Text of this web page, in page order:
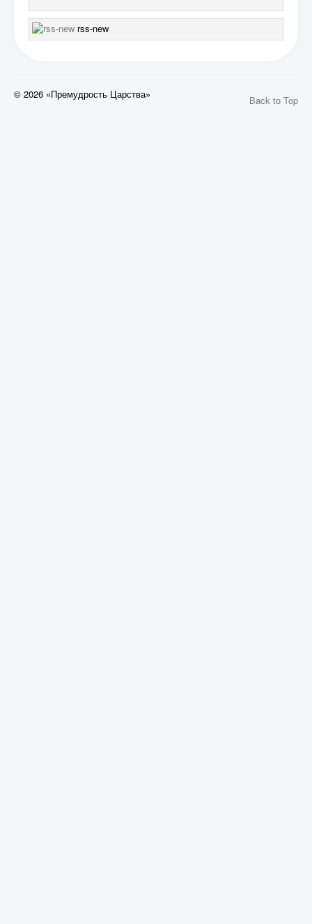
rss-new
Back to Top
© 2026 «Премудрость Царства»